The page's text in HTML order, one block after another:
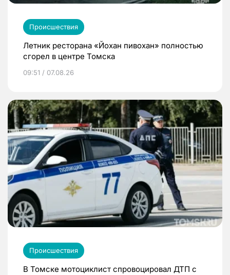
Происшествия
Летник ресторана «Йохан пивохан» полностью
сгорел в центре Томска
09:51 / 07.08.26
Происшествия
В Томске мотоциклист спровоцировал ДТП с